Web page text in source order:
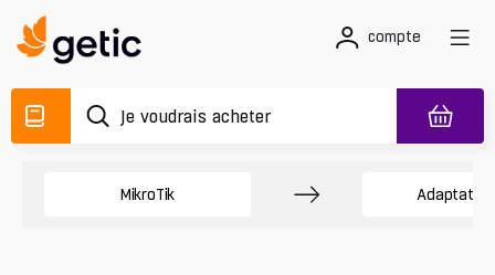
compte
MikroTik